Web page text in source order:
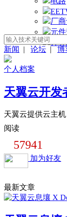
厂
元
计
新闻
| 论坛 | 博
个人档案
天翼云开发
天翼云提供云主
阅读
57941
加为好友
最新文章